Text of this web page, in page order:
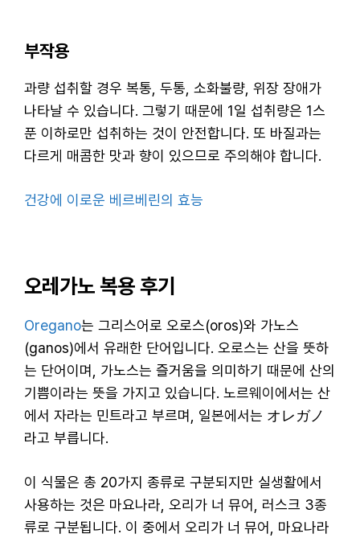
부작용
과량 섭취할 경우 복통, 두통, 소화불량, 위장 장애가
나타날 수 있습니다. 그렇기 때문에 1일 섭취량은 1스
푼 이하로만 섭취하는 것이 안전합니다. 또 바질과는
다르게 매콤한 맛과 향이 있으므로 주의해야 합니다.
건강에 이로운 베르베린의 효능
오레가노 복용 후기
Oregano는 그리스어로 오로스(oros)와 가노스
(ganos)에서 유래한 단어입니다. 오로스는 산을 뜻하
는 단어이며, 가노스는 즐거움을 의미하기 때문에 산의
기쁨이라는 뜻을 가지고 있습니다. 노르웨이에서는 산
에서 자라는 민트라고 부르며, 일본에서는 オレガノ
라고 부릅니다.
이 식물은 총 20가지 종류로 구분되지만 실생활에서
사용하는 것은 마요나라, 오리가 너 뮤어, 러스크 3종
류로 구분됩니다. 이 중에서 오리가 너 뮤어, 마요나라